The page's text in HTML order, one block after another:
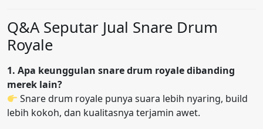
Q&A Seputar Jual Snare Drum
Royale
1. Apa keunggulan snare drum royale dibanding
merek lain?
Snare drum royale punya suara lebih nyaring, build
lebih kokoh, dan kualitasnya terjamin awet.